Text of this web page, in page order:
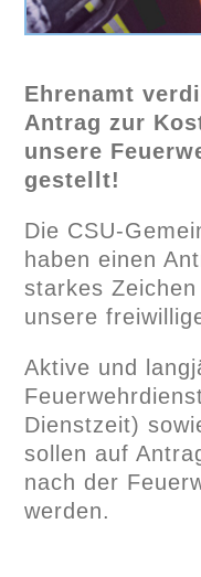
Ehrenamt
Antrag zur
unsere
gestellt!
Die CSU-
haben einen
starkes
unsere
Aktive und
Dienstzeit)
sollen auf
nach der
werden.